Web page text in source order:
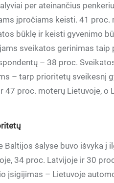
per ateinančius
įpročiams keisti. 41 proc.
būklę ir keisti gyvenimo
sveikatos gerinimas taip
– 38 proc.
– tarp prioritetų sveikesnį
proc. moterų Lietuvoje, o
šalyse buvo išvyka į
34 proc. Latvijoje ir 30
įsigijimas – Lietuvoje